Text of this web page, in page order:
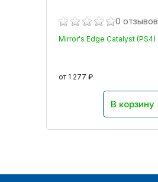
0 отзывов
Mirror's Edge Catalyst (PS4)
от 1 277 ₽
В корзину